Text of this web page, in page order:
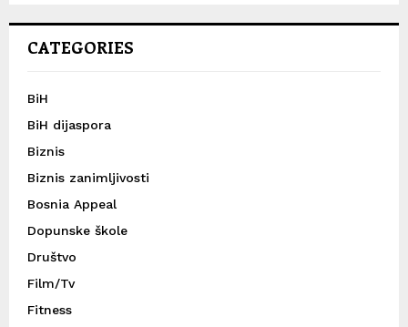
CATEGORIES
BiH
BiH dijaspora
Biznis
Biznis zanimljivosti
Bosnia Appeal
Dopunske škole
Društvo
Film/Tv
Fitness